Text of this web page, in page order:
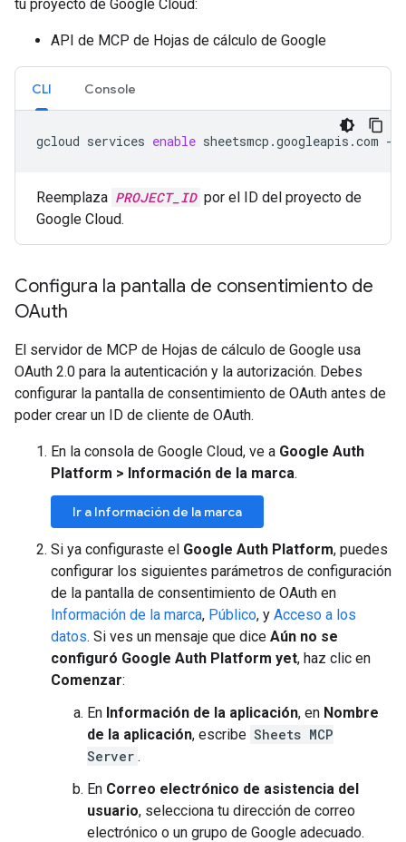
tu proyecto de Google Cloud:
API de MCP de Hojas de cálculo de Google
CLI Console
gcloud services enable sheetsmcp.googleapis.com --
Reemplaza PROJECT_ID por el ID del proyecto de
Google Cloud.
Configura la pantalla de consentimiento de
OAuth
El servidor de MCP de Hojas de cálculo de Google usa
OAuth 2.0 para la autenticación y la autorización. Debes
configurar la pantalla de consentimiento de OAuth antes de
poder crear un ID de cliente de OAuth.
En la consola de Google Cloud, ve a Google Auth
Platform > Información de la marca.
Ir a Información de la marca
Si ya configuraste el Google Auth Platform, puedes
configurar los siguientes parámetros de configuración
de la pantalla de consentimiento de OAuth en
Información de la marca, Público, y Acceso a los
datos. Si ves un mensaje que dice Aún no se
configuró Google Auth Platform yet, haz clic en
Comenzar:
En Información de la aplicación, en Nombre
de la aplicación, escribe Sheets MCP
Server .
En Correo electrónico de asistencia del
usuario, selecciona tu dirección de correo
electrónico o un grupo de Google adecuado.